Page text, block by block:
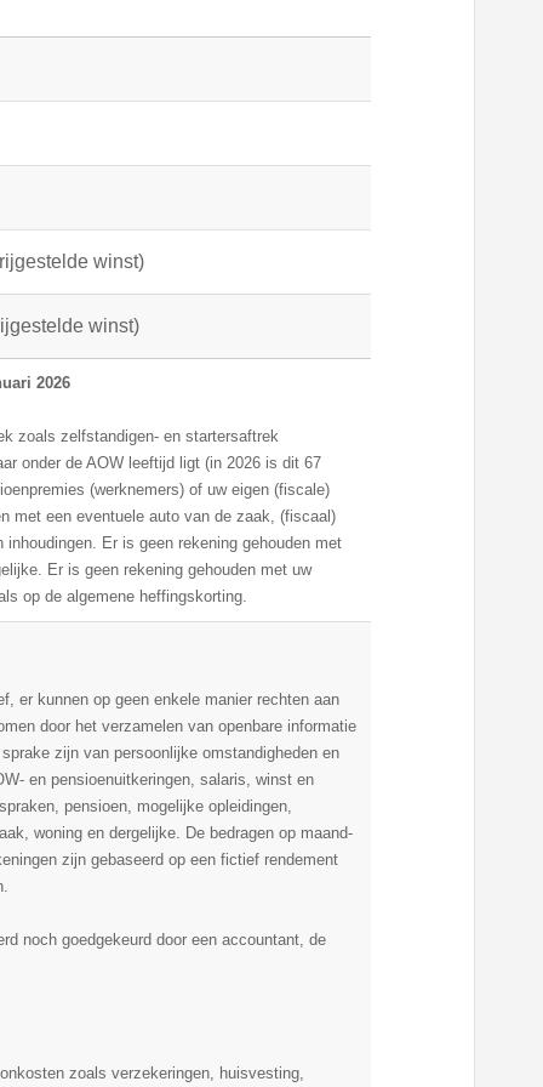
winst)
winst)
2026
zoals zelfstandigen- en startersaftrek
onder de AOW leeftijd ligt (in 2026 is dit 67
(werknemers) of uw eigen (fiscale)
met een eventuele auto van de zaak, (fiscaal)
Er is geen rekening gehouden met
Er is geen rekening gehouden met uw
op de algemene heffingskorting.
er kunnen op geen enkele manier rechten aan
door het verzamelen van openbare informatie
zijn van persoonlijke omstandigheden en
en pensioenuitkeringen, salaris, winst en
pensioen, mogelijke opleidingen,
woning en dergelijke. De bedragen op maand-
zijn gebaseerd op een fictief rendement
noch goedgekeurd door een accountant, de
zoals verzekeringen, huisvesting,